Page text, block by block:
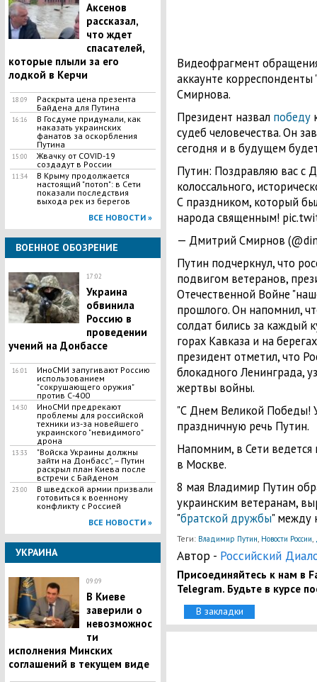
Аксенов
рассказал,
что ждет
спасателей,
которые плыли за его
лодкой в Керчи
18:09
Раскрыта цена презента
Байдена для Путина
16:16
В Госдуме придумали, как
наказать украинских
фанатов за оскорбления
Путина
15:00
Жвачку от COVID-19
создадут в России
11:34
В Крыму продолжается
настоящий "потоп": в Сети
показали последствия
выхода рек из берегов
ВСЕ НОВОСТИ »
ВОЕННОЕ ОБОЗРЕНИЕ
17:02
Украина
обвинила
Россию в
проведении
учений на Донбассе
16:01
ИноСМИ запугивают Россию
использованием
"сокрушающего оружия"
против С-400
14:30
ИноСМИ предрекают
проблемы для российской
техники из-за новейшего
украинского "невидимого"
дрона
13:33
"Войска Украины должны
зайти на Донбасс", – Путин
раскрыл план Киева после
встречи с Байденом
23:00
В шведской армии призвали
готовиться к военному
конфликту с Россией
ВСЕ НОВОСТИ »
УКРАИНА
09:09
В Киеве
заверили о
невозможнос
ти
исполнения Минских
соглашений в текущем виде
Видеофрагмент
аккаунте
Смирнова.
Президент назвал победу
судеб человечества. Он
сегодня и в будущем
Путин: Поздравляю вас
колоссального,
С праздником, который
народа священным!
— Дмитрий Смирнов
Путин подчеркнул, что
подвигом ветеранов,
Отечественной Войне
прошлого. Он напомнил,
солдат бились за каждый
горах Кавказа и на
президент отметил, что
блокадного Ленинграда,
жертвы войны.
"С Днем Великой Победы!
праздничную речь Путин.
Напомним, в Сети ведется
в Москве.
8 мая Владимир Путин
украинским ветеранам,
"братской дружбы" между
Теги: Владимир Путин, Новости России,
Автор - Российский
Присоединяйтесь к нам в
Telegram. Будьте в курсе
В закладки